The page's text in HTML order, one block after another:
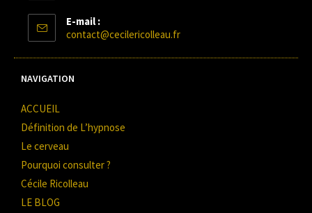
E-mail :
contact@cecilericolleau.fr
NAVIGATION
ACCUEIL
Définition de L’hypnose
Le cerveau
Pourquoi consulter ?
Cécile Ricolleau
LE BLOG